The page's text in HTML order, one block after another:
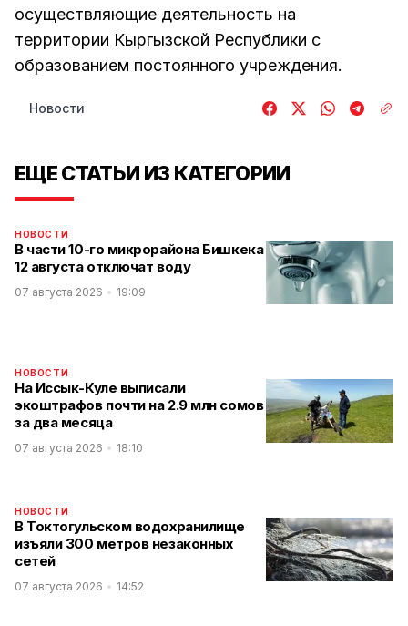
осуществляющие деятельность на
территории Кыргызской Республики с
образованием постоянного учреждения.
Новости
ЕЩЕ СТАТЬИ ИЗ КАТЕГОРИИ
НОВОСТИ
В части 10-го микрорайона Бишкека
12 августа отключат воду
07 августа 2026 19:09
НОВОСТИ
На Иссык-Куле выписали
экоштрафов почти на 2.9 млн сомов
за два месяца
07 августа 2026 18:10
НОВОСТИ
В Токтогульском водохранилище
изъяли 300 метров незаконных
сетей
07 августа 2026 14:52